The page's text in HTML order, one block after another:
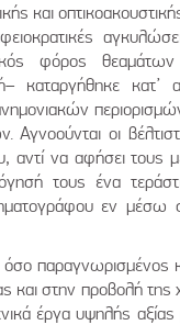
και
φόρος
καταργήθηκε
Αγνοούνται οι
αντί να αφήσει
τους ένα
εν μέσω
παραγνωρισμένος
και στην προβολή
έργα υψηλής